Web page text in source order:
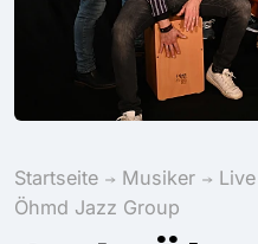
Startseite Musiker
Öhmd Jazz Group